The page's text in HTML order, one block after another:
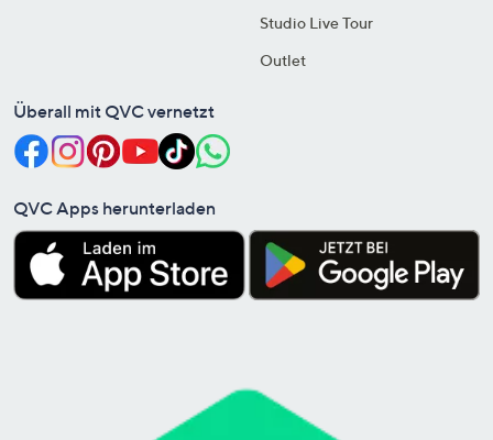
Studio Live Tour
Outlet
Überall mit QVC vernetzt
QVC Apps herunterladen